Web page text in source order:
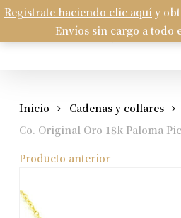
Registrate haciendo clic aquí y
Envíos sin cargo a todo
Skip
main
search
Carrito
Inicio Cadenas y collares
Co. Original Oro 18k Paloma
Producto anterior